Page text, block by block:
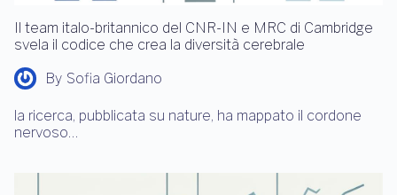
Il team italo-britannico del CNR-IN e MRC di Cambridge
svela il codice che crea la diversità cerebrale
By Sofia Giordano
la ricerca, pubblicata su nature, ha mappato il cordone
nervoso…